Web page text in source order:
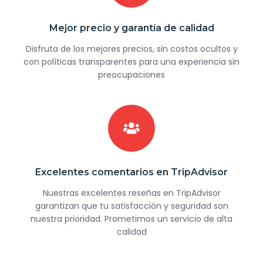
Mejor precio y garantía de calidad
Disfruta de los mejores precios, sin costos ocultos y
con políticas transparentes para una experiencia sin
preocupaciones
Excelentes comentarios en TripAdvisor
Nuestras excelentes reseñas en TripAdvisor
garantizan que tu satisfacción y seguridad son
nuestra prioridad. Prometimos un servicio de alta
calidad